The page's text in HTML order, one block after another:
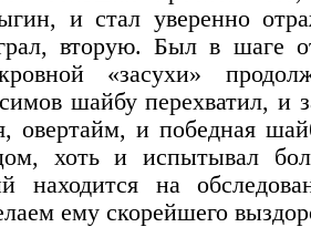
и стал уверенно
вторую. Был в шаге
«засухи»
шайбу перехватил, и
овертайм, и победная
хоть и испытывал
находится на
ему скорейшего